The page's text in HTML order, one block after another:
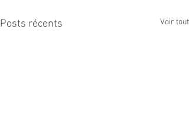
Posts récents Voir tout